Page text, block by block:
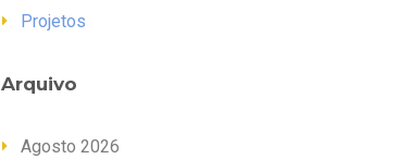
Projetos
Arquivo
Agosto 2026